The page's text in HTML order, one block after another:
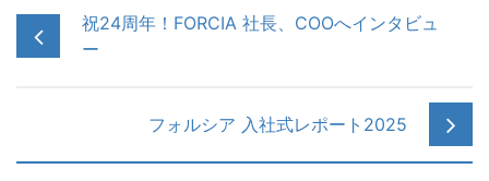
祝24周年！FORCIA 社長、COOへインタビュ
ー
フォルシア 入社式レポート2025